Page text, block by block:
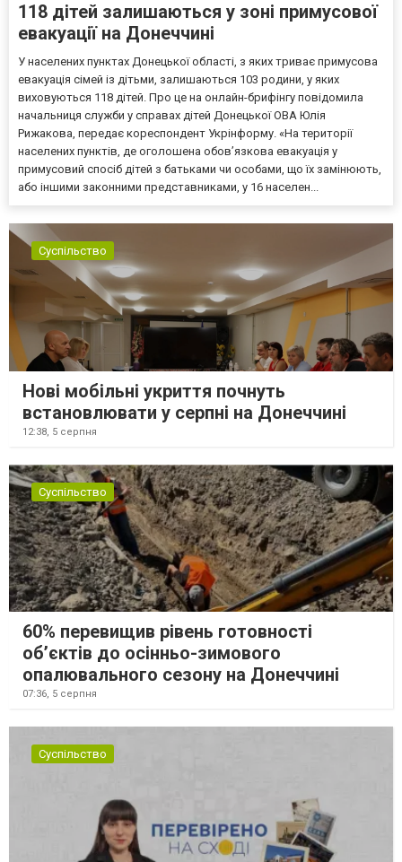
118 дітей залишаються у зоні примусової
евакуації на Донеччині
У населених пунктах Донецької області, з яких триває примусова
евакуація сімей із дітьми, залишаються 103 родини, у яких
виховуються 118 дітей. Про це на онлайн-брифінгу повідомила
начальниця служби у справах дітей Донецької ОВА Юлія
Рижакова, передає кореспондент Укрінформу. «На території
населених пунктів, де оголошена обов’язкова евакуація у
примусовий спосіб дітей з батьками чи особами, що їх замінюють,
або іншими законними представниками, у 16 населен...
Суспільство
Нові мобільні укриття почнуть
встановлювати у серпні на Донеччині
12:38, 5 серпня
Суспільство
60% перевищив рівень готовності
об’єктів до осінньо-зимового
опалювального сезону на Донеччині
07:36, 5 серпня
Суспільство